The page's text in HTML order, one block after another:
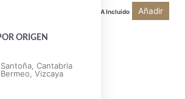
ORIGEN
Cantabria
Vizcaya
IVA Incluido Añadir